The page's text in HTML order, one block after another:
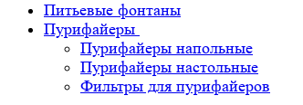
Питьевые фонтаны
Пурифайеры
Пурифайеры напольные
Пурифайеры настольные
Фильтры для пурифайеров